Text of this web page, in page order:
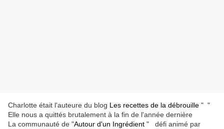
Charlotte était l'auteure du blog Les recettes de la débrouille " "
Elle nous a quittés brutalement à la fin de l'année dernière
La communauté de "Autour d'un Ingrédient " défi animé par